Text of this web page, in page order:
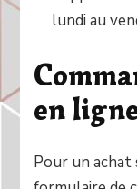
lundi au
en
Pour un